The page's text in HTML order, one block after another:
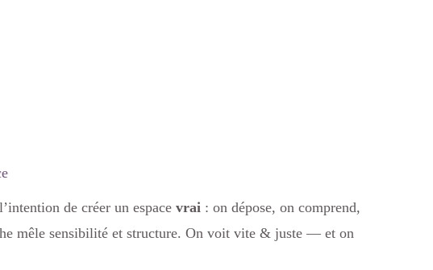
de créer un espacevrai : on dépose, on comprend,
mêle sensibilité et structure. On voit vite & juste — et on